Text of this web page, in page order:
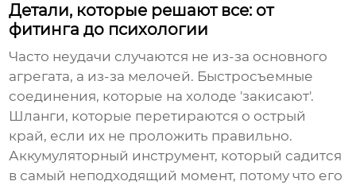
Детали, которые решают все: от
фитинга до психологии
Часто неудачи случаются не из-за основного
агрегата, а из-за мелочей. Быстросъемные
соединения, которые на холоде 'закисают'.
Шланги, которые перетираются о острый
край, если их не проложить правильно.
Аккумуляторный инструмент, который садится
в самый неподходящий момент, потому что его